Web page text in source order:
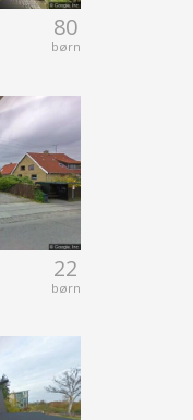
80
børn
22
børn